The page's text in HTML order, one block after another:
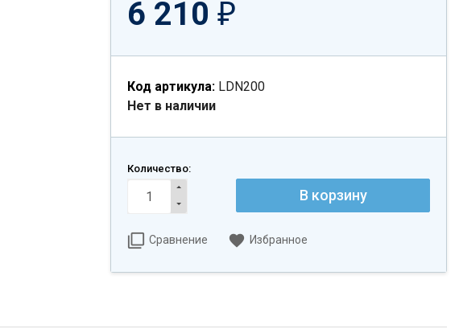
6 210 ₽
Код артикула: LDN200
Нет в наличии
Количество:
Сравнение Избранное